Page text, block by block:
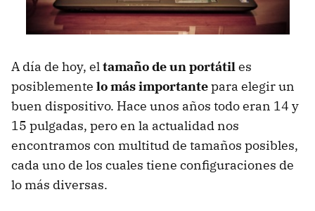
A día de hoy, eltamaño de un portátiles
posiblemente lo más importantepara elegir un
buen dispositivo. Hace unos años todo eran 14 y
15 pulgadas, pero en la actualidad nos
encontramos con multitud de tamaños posibles,
cada uno de los cuales tiene configuraciones de
lo más diversas.